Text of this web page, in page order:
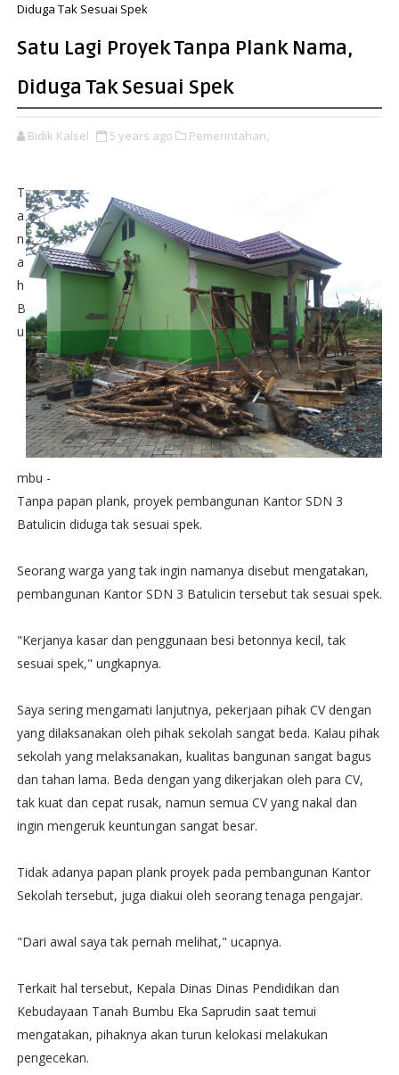
Diduga Tak Sesuai Spek
Satu Lagi Proyek Tanpa Plank Nama,
Diduga Tak Sesuai Spek
Bidik Kalsel 5 years ago Pemerintahan,
T
a
n
a
h
B
u
mbu -
Tanpa papan plank, proyek pembangunan Kantor SDN 3
Batulicin diduga tak sesuai spek.
Seorang warga yang tak ingin namanya disebut mengatakan,
pembangunan Kantor SDN 3 Batulicin tersebut tak sesuai spek.
"Kerjanya kasar dan penggunaan besi betonnya kecil, tak
sesuai spek," ungkapnya.
Saya sering mengamati lanjutnya, pekerjaan pihak CV dengan
yang dilaksanakan oleh pihak sekolah sangat beda. Kalau pihak
sekolah yang melaksanakan, kualitas bangunan sangat bagus
dan tahan lama. Beda dengan yang dikerjakan oleh para CV,
tak kuat dan cepat rusak, namun semua CV yang nakal dan
ingin mengeruk keuntungan sangat besar.
Tidak adanya papan plank proyek pada pembangunan Kantor
Sekolah tersebut, juga diakui oleh seorang tenaga pengajar.
"Dari awal saya tak pernah melihat," ucapnya.
Terkait hal tersebut, Kepala Dinas Dinas Pendidikan dan
Kebudayaan Tanah Bumbu Eka Saprudin saat temui
mengatakan, pihaknya akan turun kelokasi melakukan
pengecekan.